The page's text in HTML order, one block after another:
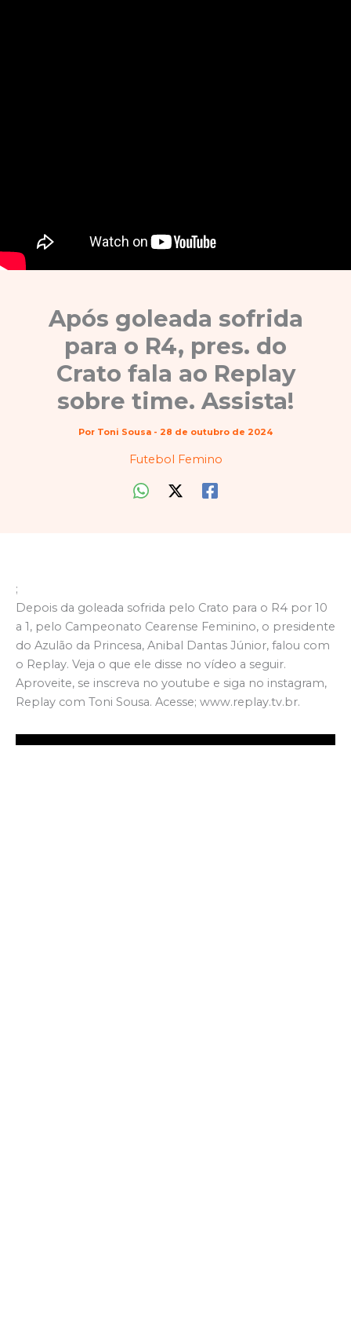
Após goleada sofrida
para o R4, pres. do
Crato fala ao Replay
sobre time. Assista!
Por Toni Sousa - 28 de outubro de 2024
Futebol Femino
;
Depois da goleada sofrida pelo Crato para o R4 por 10
a 1, pelo Campeonato Cearense Feminino, o presidente
do Azulão da Princesa, Anibal Dantas Júnior, falou com
o Replay. Veja o que ele disse no vídeo a seguir.
Aproveite, se inscreva no youtube e siga no instagram,
Replay com Toni Sousa. Acesse; www.replay.tv.br.